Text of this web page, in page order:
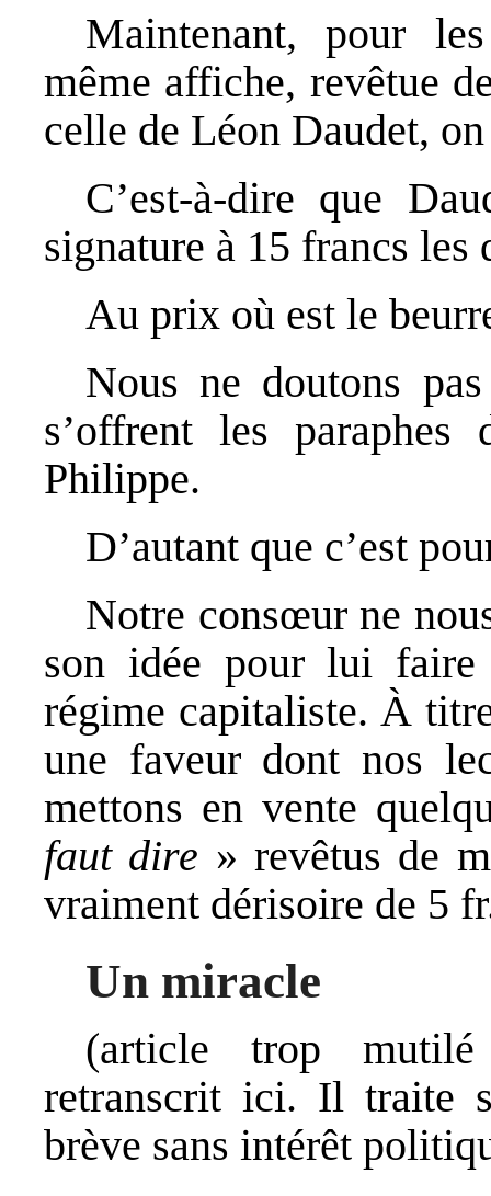
Maintenant, pour
même affiche, revêtue
celle de Léon Daudet,
C’est-à-dire que
signature à 15 francs
Au prix où est le
Nous ne doutons
s’offrent les paraphes
Philippe.
D’autant que c’est
Notre consœur ne
son idée pour lui faire
régime capitaliste. À
une faveur dont nos
mettons en vente
faut dire » revêtus de
vraiment dérisoire de 5
Un miracle
(article trop
retranscrit ici. Il traite
brève sans intérêt